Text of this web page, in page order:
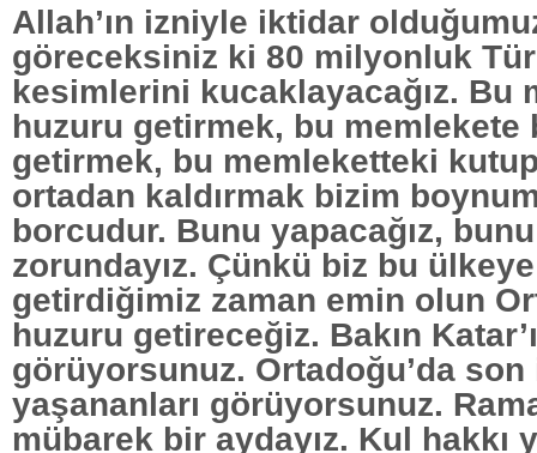
Allah’ın izniyle iktidar
göreceksiniz ki 80 milyonluk
kesimlerini kucaklayacağız. Bu
huzuru getirmek, bu memlekete
getirmek, bu memleketteki
ortadan kaldırmak bizim
borcudur. Bunu yapacağız,
zorundayız. Çünkü biz bu
getirdiğimiz zaman emin olun
huzuru getireceğiz. Bakın Katar’ı
görüyorsunuz. Ortadoğu’da
yaşananları görüyorsunuz.
mübarek bir aydayız. Kul hakkı